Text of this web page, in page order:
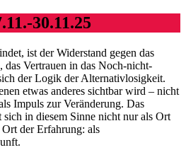
30.11.25
ist der Widerstand gegen das
Vertrauen in das Noch-nicht-
der Logik der Alternativlosigkeit.
etwas anderes sichtbar wird – nicht
Impuls zur Veränderung. Das
in diesem Sinne nicht nur als Ort
der Erfahrung: als